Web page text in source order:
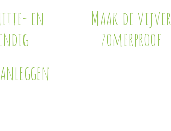
en
Maak de
zomerproof